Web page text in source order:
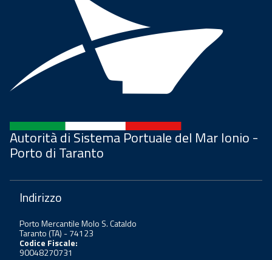
Autorità di Sistema Portuale del Mar Ionio -
Porto di Taranto
Indirizzo
Porto Mercantile Molo S. Cataldo
Taranto (TA) - 74123
Codice Fiscale:
90048270731